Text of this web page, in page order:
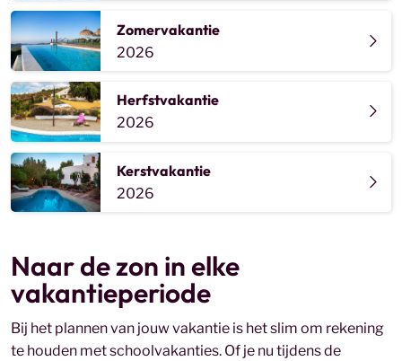
Zomervakantie
2026
Herfstvakantie
2026
Kerstvakantie
2026
Naar de zon in elke
vakantieperiode
Bij het plannen van jouw vakantie is het slim om rekening
te houden met schoolvakanties. Of je nu tijdens de